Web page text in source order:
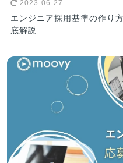
2023-06-27
エンジニア採用基準の作り
底解説